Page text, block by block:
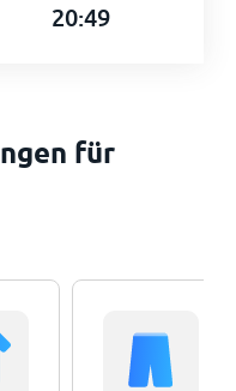
20:49
für